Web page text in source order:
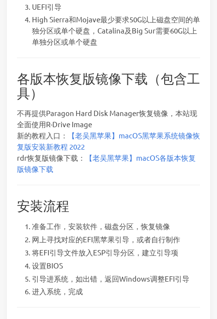
UEFI引导
High Sierra和Mojave最少要求50G以上磁盘空间的单
独分区或单个硬盘，Catalina及Big Sur需要60G以上
单独分区或单个硬盘
各版本恢复版镜像下载（包含工
具）
不再提供Paragon Hard Disk Manager恢复镜像，本站现
全面使用R-Drive Image
新的教程入口：
【老吴黑苹果】macOS黑苹果系统镜像恢
复版安装新教程 2022
rdr恢复版镜像下载：
【老吴黑苹果】macOS各版本恢复
版镜像下载
安装流程
准备工作，安装软件，磁盘分区，恢复镜像
网上寻找对应的EFI黑苹果引导，或者自行制作
将EFI引导文件放入ESP引导分区，建立引导项
设置BIOS
引导进系统，如出错，返回Windows调整EFI引导
进入系统，完成